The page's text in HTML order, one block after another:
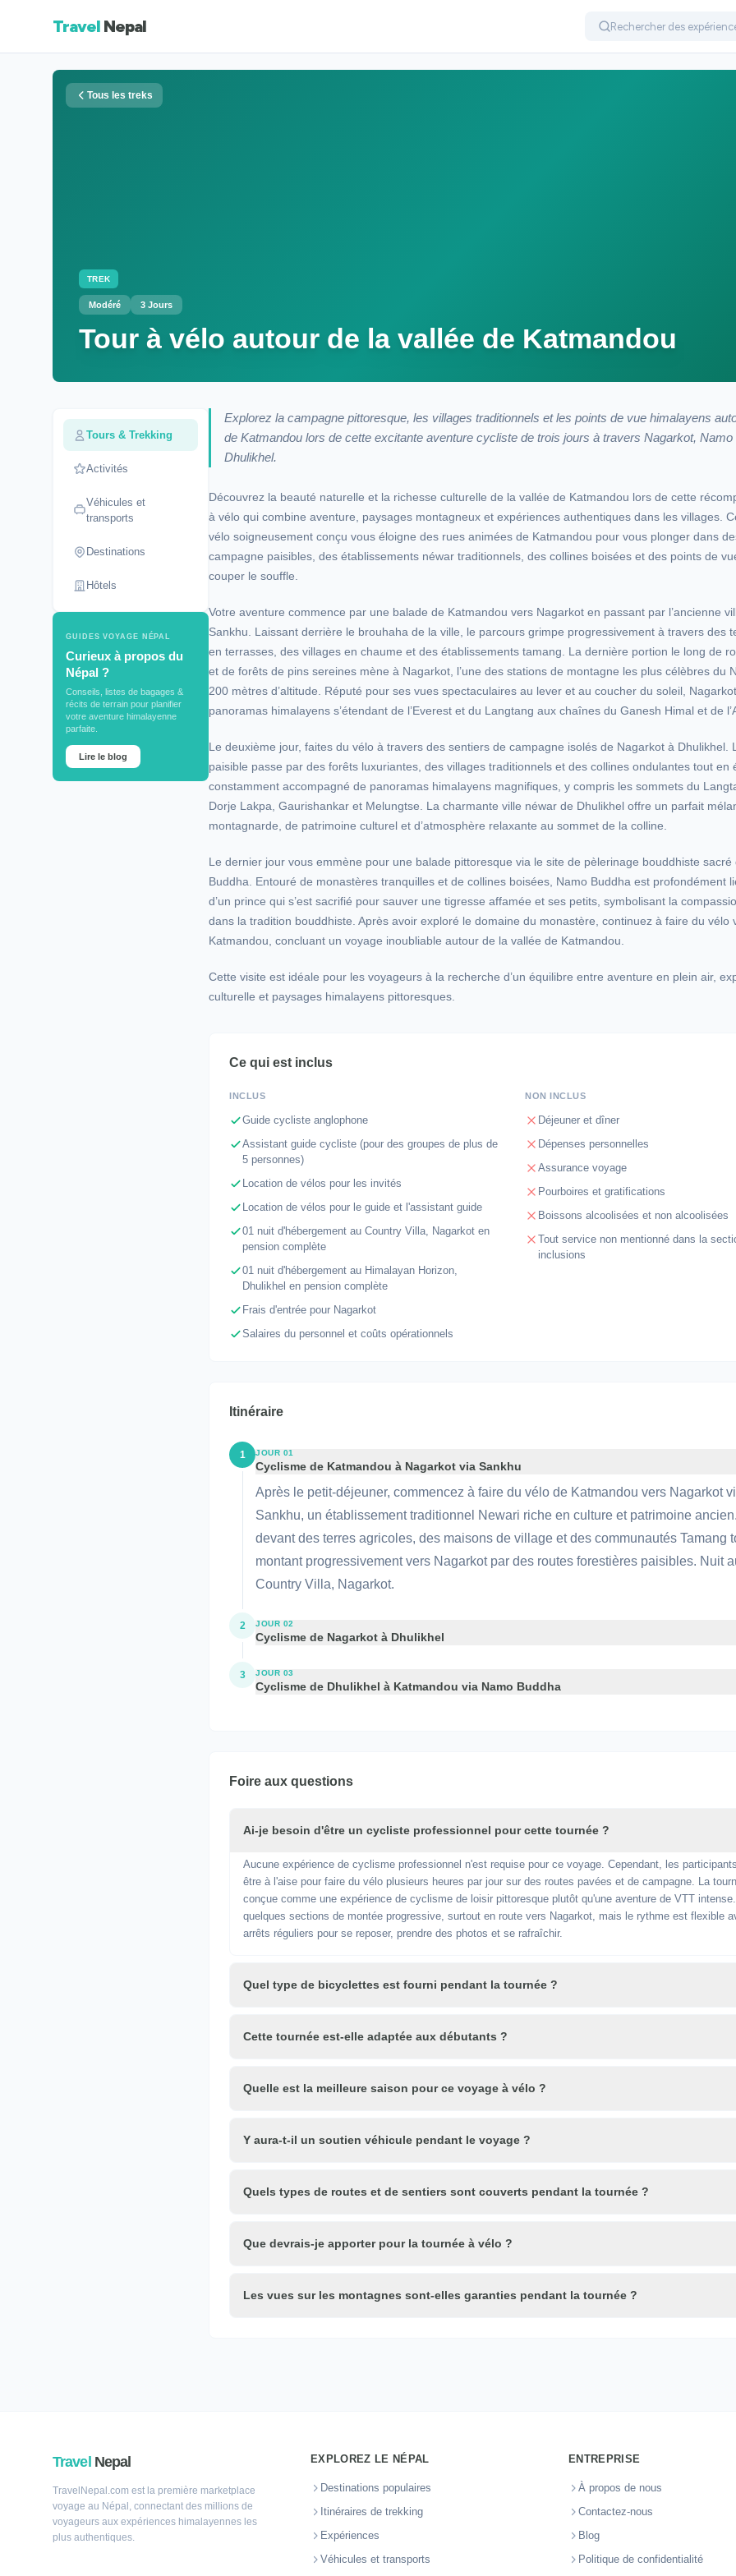
Travel Nepal
Tous les treks
TREK
Modéré 3 Jours
Tour à vélo autour de la vallée de Katmandou
Tours & Trekking
Activités
Véhicules et
transports
Destinations
Hôtels
GUIDES VOYAGE NÉPAL
Curieux à propos du
Népal ?
Conseils, listes de bagages &
récits de terrain pour planifier
votre aventure himalayenne
parfaite.
Lire le blog
Explorez la campagne pittoresque, les villages traditionnels et les points de vue himalayens
de Katmandou lors de cette excitante aventure cycliste de trois jours à travers Nagarkot, Namo
Dhulikhel.
Découvrez la beauté naturelle et la richesse culturelle de la vallée de Katmandou lors de cette
à vélo qui combine aventure, paysages montagneux et expériences authentiques dans les villages.
vélo soigneusement conçu vous éloigne des rues animées de Katmandou pour vous plonger dans
campagne paisibles, des établissements néwar traditionnels, des collines boisées et des points de
couper le souffle.
Votre aventure commence par une balade de Katmandou vers Nagarkot en passant par l’ancienne
Sankhu. Laissant derrière le brouhaha de la ville, le parcours grimpe progressivement à travers des
en terrasses, des villages en chaume et des établissements tamang. La dernière portion le long de
et de forêts de pins sereines mène à Nagarkot, l’une des stations de montagne les plus célèbres du
200 mètres d’altitude. Réputé pour ses vues spectaculaires au lever et au coucher du soleil,
panoramas himalayens s’étendant de l’Everest et du Langtang aux chaînes du Ganesh Himal et de
Le deuxième jour, faites du vélo à travers des sentiers de campagne isolés de Nagarkot à Dhulikhel.
paisible passe par des forêts luxuriantes, des villages traditionnels et des collines ondulantes tout en
constamment accompagné de panoramas himalayens magnifiques, y compris les sommets du
Dorje Lakpa, Gaurishankar et Melungtse. La charmante ville néwar de Dhulikhel offre un parfait
montagnarde, de patrimoine culturel et d’atmosphère relaxante au sommet de la colline.
Le dernier jour vous emmène pour une balade pittoresque via le site de pèlerinage bouddhiste sacré
Buddha. Entouré de monastères tranquilles et de collines boisées, Namo Buddha est profondément
d’un prince qui s’est sacrifié pour sauver une tigresse affamée et ses petits, symbolisant la
dans la tradition bouddhiste. Après avoir exploré le domaine du monastère, continuez à faire du vélo
Katmandou, concluant un voyage inoubliable autour de la vallée de Katmandou.
Cette visite est idéale pour les voyageurs à la recherche d’un équilibre entre aventure en plein air,
culturelle et paysages himalayens pittoresques.
Ce qui est inclus
INCLUS
Guide cycliste anglophone
Assistant guide cycliste (pour des groupes de plus de
5 personnes)
Location de vélos pour les invités
Location de vélos pour le guide et l'assistant guide
01 nuit d'hébergement au Country Villa, Nagarkot en
pension complète
01 nuit d'hébergement au Himalayan Horizon,
Dhulikhel en pension complète
Frais d'entrée pour Nagarkot
Salaires du personnel et coûts opérationnels
NON INCLUS
Déjeuner et dîner
Dépenses personnelles
Assurance voyage
Pourboires et gratifications
Boissons alcoolisées et non alcoolisées
Tout service non mentionné dans la
inclusions
Itinéraire
1 JOUR 01
Cyclisme de Katmandou à Nagarkot via Sankhu
Après le petit-déjeuner, commencez à faire du vélo de Katmandou vers Nagarkot
Sankhu, un établissement traditionnel Newari riche en culture et patrimoine
devant des terres agricoles, des maisons de village et des communautés Tamang
montant progressivement vers Nagarkot par des routes forestières paisibles. Nuit
Country Villa, Nagarkot.
2 JOUR 02
Cyclisme de Nagarkot à Dhulikhel
3 JOUR 03
Cyclisme de Dhulikhel à Katmandou via Namo Buddha
Foire aux questions
Ai-je besoin d'être un cycliste professionnel pour cette tournée ?
Aucune expérience de cyclisme professionnel n'est requise pour ce voyage. Cependant, les
être à l'aise pour faire du vélo plusieurs heures par jour sur des routes pavées et de campagne. La
conçue comme une expérience de cyclisme de loisir pittoresque plutôt qu'une aventure de VTT
quelques sections de montée progressive, surtout en route vers Nagarkot, mais le rythme est flexible
arrêts réguliers pour se reposer, prendre des photos et se rafraîchir.
Quel type de bicyclettes est fourni pendant la tournée ?
Cette tournée est-elle adaptée aux débutants ?
Quelle est la meilleure saison pour ce voyage à vélo ?
Y aura-t-il un soutien véhicule pendant le voyage ?
Quels types de routes et de sentiers sont couverts pendant la tournée ?
Que devrais-je apporter pour la tournée à vélo ?
Les vues sur les montagnes sont-elles garanties pendant la tournée ?
Travel Nepal
TravelNepal.com est la première marketplace
voyage au Népal, connectant des millions de
voyageurs aux expériences himalayennes les
plus authentiques.
EXPLOREZ LE NÉPAL
Destinations populaires
Itinéraires de trekking
Expériences
Véhicules et transports
ENTREPRISE
À propos de nous
Contactez-nous
Blog
Politique de confidentialité